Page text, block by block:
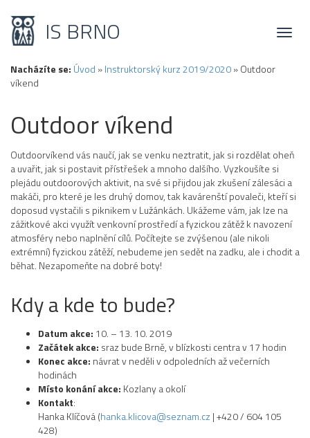
Toggle
IS BRNO
Nacházíte se: Úvod »Instruktorský kurz 2019/2020»Outdoor
víkend
Outdoor víkend
Outdoorvíkend vás naučí, jak se venku neztratit, jak si rozdělat oheň
a uvařit, jak si postavit přístřešek a mnoho dalšího. Vyzkoušíte si
plejádu outdoorových aktivit, na své si přijdou jak zkušení zálesáci a
makáči, pro které je les druhý domov, tak kavárenští povaleči, kteří si
doposud vystačili s piknikem v Lužánkách. Ukážeme vám, jak lze na
zážitkové akci využít venkovní prostředí a fyzickou zátěž k navození
atmosféry nebo naplnění cílů. Počítejte se zvýšenou (ale nikoli
extrémní) fyzickou zátěží, nebudeme jen sedět na zadku, ale i chodit a
běhat. Nezapomeňte na dobré boty!
Kdy a kde to bude?
Datum akce: 10. – 13. 10. 2019
Začátek akce: sraz bude Brně, v blízkosti centra v 17 hodin
Konec akce: návrat v neděli v odpoledních až večerních
hodinách
Místo konání akce: Kozlany a okolí
Kontakt:
Hanka Klíčová (hanka.klicova@seznam.cz | +420 / 604 105
428)